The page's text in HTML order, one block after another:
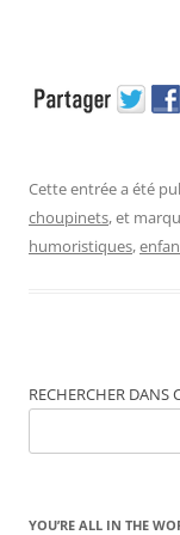
Cette entrée a été
choupinets, et
humoristiques,
RECHERCHER DANS
YOU’RE ALL IN THE